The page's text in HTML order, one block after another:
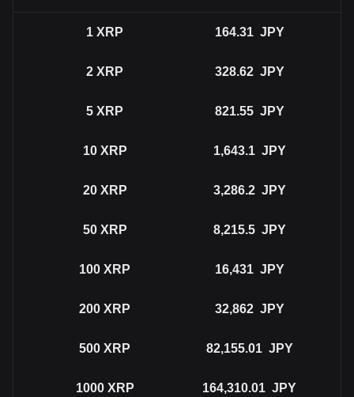
1 XRP 164.31 JPY
2 XRP 328.62 JPY
5 XRP 821.55 JPY
10 XRP 1,643.1 JPY
20 XRP 3,286.2 JPY
50 XRP 8,215.5 JPY
100 XRP 16,431 JPY
200 XRP 32,862 JPY
500 XRP 82,155.01 JPY
1000 XRP 164,310.01 JPY